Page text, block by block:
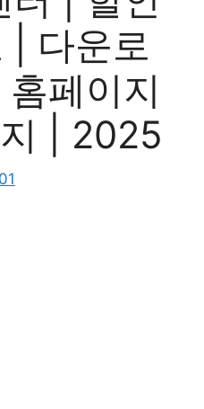
| 다운로
페이지
지 | 2025